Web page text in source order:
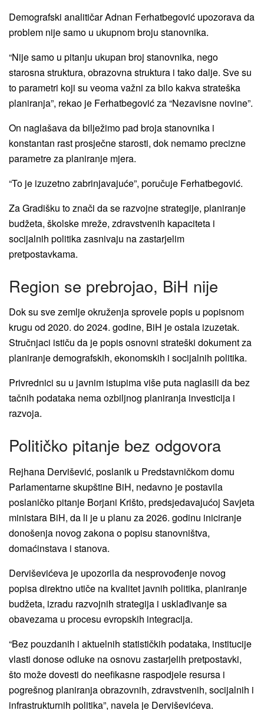
Demografski analitičar Adnan Ferhatbegović upozorava da
problem nije samo u ukupnom broju stanovnika.
“Nije samo u pitanju ukupan broj stanovnika, nego
starosna struktura, obrazovna struktura i tako dalje. Sve su
to parametri koji su veoma važni za bilo kakva strateška
planiranja”, rekao je Ferhatbegović za “Nezavisne novine”.
On naglašava da bilježimo pad broja stanovnika i
konstantan rast prosječne starosti, dok nemamo precizne
parametre za planiranje mjera.
“To je izuzetno zabrinjavajuće”, poručuje Ferhatbegović.
Za Gradišku to znači da se razvojne strategije, planiranje
budžeta, školske mreže, zdravstvenih kapaciteta i
socijalnih politika zasnivaju na zastarjelim
pretpostavkama.
Region se prebrojao, BiH nije
Dok su sve zemlje okruženja sprovele popis u popisnom
krugu od 2020. do 2024. godine, BiH je ostala izuzetak.
Stručnjaci ističu da je popis osnovni strateški dokument za
planiranje demografskih, ekonomskih i socijalnih politika.
Privrednici su u javnim istupima više puta naglasili da bez
tačnih podataka nema ozbiljnog planiranja investicija i
razvoja.
Političko pitanje bez odgovora
Rejhana Dervišević, poslanik u Predstavničkom domu
Parlamentarne skupštine BiH, nedavno je postavila
poslaničko pitanje Borjani Krišto, predsjedavajućoj Savjeta
ministara BiH, da li je u planu za 2026. godinu iniciranje
donošenja novog zakona o popisu stanovništva,
domaćinstava i stanova.
Derviševićeva je upozorila da nesprovođenje novog
popisa direktno utiče na kvalitet javnih politika, planiranje
budžeta, izradu razvojnih strategija i usklađivanje sa
obavezama u procesu evropskih integracija.
“Bez pouzdanih i aktuelnih statističkih podataka, institucije
vlasti donose odluke na osnovu zastarjelih pretpostavki,
što može dovesti do neefikasne raspodjele resursa i
pogrešnog planiranja obrazovnih, zdravstvenih, socijalnih i
infrastrukturnih politika”, navela je Derviševićeva.